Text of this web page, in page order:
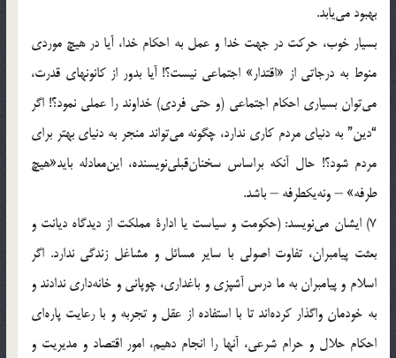
بهبود می‌یابد.
بسیار خوب، حرکت‌ در جهت‌ خدا و عمل‌ به‌ احکام‌ خدا، آیا در هیچ‌ موردی‌
منوط‌ به‌ درجاتی‌ از «اقتدار» اجتماعی‌ نیست؟! آیا بدور از کانونهای‌ قدرت،
می‌توان‌ بسیاری‌ احکام‌ اجتماعی‌ (و حتی‌ فردی) خداوند را عملی‌ نمود؟! اگر
“دین” به‌ دنیای‌ مردم‌ کاری‌ ندارد، چگونه‌ می‌تواند منجر‌ به‌ دنیای‌ بهتر برای‌
مردم‌ شود؟! حال‌ آنکه‌ براساس‌ سخنان‌قبلی‌نویسنده، این‌معادله‌ باید«هیچ‌
طرفه» – ونه‌یکطرفه‌ – باشد.
7) ایشان‌ می‌نویسد: (حکومت‌ و سیاست‌ یا ادارة‌ مملکت‌ از دیدگاه‌ دیانت‌ و
بعثت‌ پیامبران، تفاوت‌ اصولی‌ با سایر مسائل‌ و مشاغل‌ زندگی‌ ندارد. اگر
اسلام‌ و پیامبران‌ به‌ ما درس‌ آشپزی‌ و باغداری، چوپانی‌ و خانه‌داری‌ ندادند و
به‌ خودمان‌ واگذار کرده‌اند تا با استفاده‌ از عقل‌ و تجربه‌ و با رعایت‌ پاره‌ای‌
احکام‌ حلال‌ و حرام‌ شرعی، آنها را انجام‌ دهیم، امور اقتصاد و مدیریت‌ و